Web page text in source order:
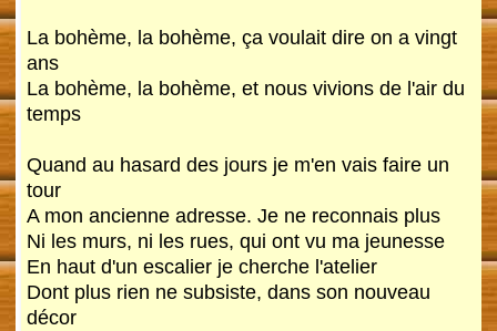
La bohème, la bohème, ça voulait dire on a vingt
ans
La bohème, la bohème, et nous vivions de l'air du
temps
Quand au hasard des jours je m'en vais faire un
tour
A mon ancienne adresse. Je ne reconnais plus
Ni les murs, ni les rues, qui ont vu ma jeunesse
En haut d'un escalier je cherche l'atelier
Dont plus rien ne subsiste, dans son nouveau
décor